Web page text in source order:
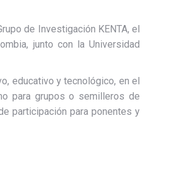
de Investigación KENTA, el
junto con la Universidad
educativo y tecnológico, en el
para grupos o semilleros de
participación para ponentes y